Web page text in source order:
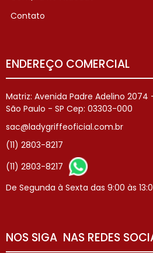
Contato
ENDEREÇO COMERCIAL
Matriz: Avenida Padre Adelino 2074
São Paulo - SP Cep: 03303-000
sac@ladygriffeoficial.com.br
(11) 2803-8217
(11) 2803-8217
De Segunda à Sexta das 9:00 às
NOS SIGA NAS REDES